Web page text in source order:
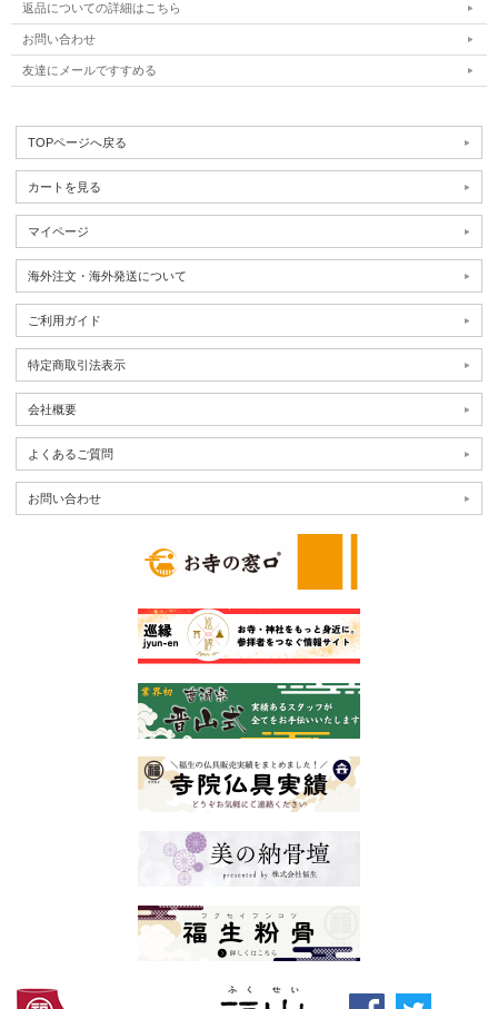
返品についての詳細はこちら
お問い合わせ
友達にメールですすめる
TOPページへ戻る
カートを見る
マイページ
海外注文・海外発送について
ご利用ガイド
特定商取引法表示
会社概要
よくあるご質問
お問い合わせ